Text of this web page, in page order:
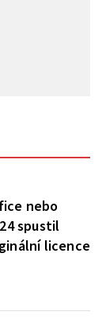
nebo
spustil
licence